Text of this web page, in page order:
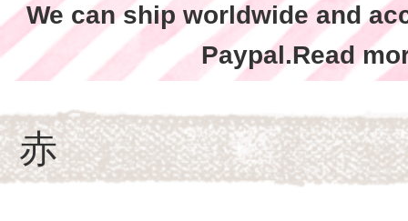
We can ship worldwide and
Paypal.Read
赤